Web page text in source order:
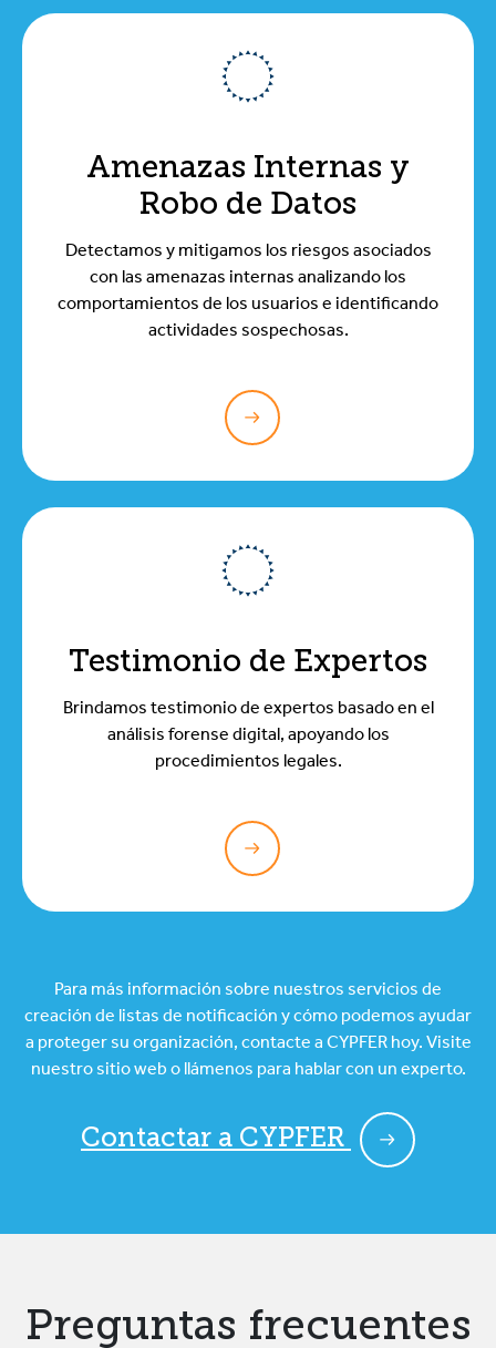
Amenazas Internas y
Robo de Datos
Detectamos y mitigamos los riesgos asociados
con las amenazas internas analizando los
comportamientos de los usuarios e identificando
actividades sospechosas.
Testimonio de Expertos
Brindamos testimonio de expertos basado en el
análisis forense digital, apoyando los
procedimientos legales.
Para más información sobre nuestros servicios de
creación de listas de notificación y cómo podemos ayudar
a proteger su organización, contacte a CYPFER hoy. Visite
nuestro sitio web o llámenos para hablar con un experto.
Contactar a CYPFER
Preguntas frecuentes